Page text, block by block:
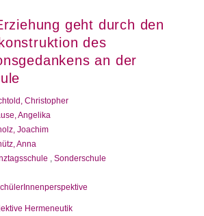
geht durch den
des
an der
Christopher
Angelika
Joachim
Anna
Sonderschule
Hermeneutik